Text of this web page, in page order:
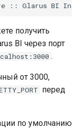
получить
BI через порт
.
от 3000,
перед
по умолчанию